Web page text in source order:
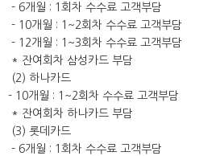
- 6개월 : 1회차 수수료 고객부담
- 10개월 : 1~2회차 수수료 고객부담
- 12개월 : 1~3회차 수수료 고객부담
* 잔여회차 삼성카드 부담
(2) 하나카드
- 10개월 : 1~2회차 수수료 고객부담
* 잔여회차 하나카드 부담
(3) 롯데카드
- 6개월 : 1회차 수수료 고객부담